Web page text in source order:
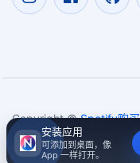
Copyright ©Spotify购
nam6.com2017~2026
安装应用
可添加到桌面，像
App 一样打开。